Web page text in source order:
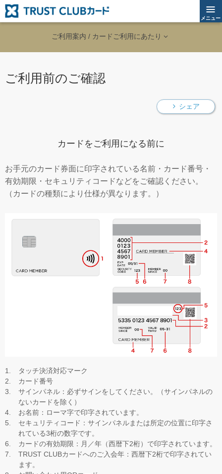
メニュー
ご利用案内 / カードご利用にあたり
ご利用前のご確認
シェア
カードをご利用になる前に
お手元のカード券面に印字されている名前・カード番号・
有効期限・セキュリティコードなどをご確認ください。
（カードの種類により仕様が異なります。）
タッチ決済対応マーク
カード番号
サインパネル：必ずサインをしてください。（サインパネルの
ないカードを除く）
お名前：ローマ字で印字されています。
セキュリティコード：サインパネルまたは所定の位置に印字さ
れている3桁の数字です。
カードの有効期限：月／年（西暦下2桁）で印字されています。
TRUST CLUBカードへのご入会年：西暦下2桁で印字されてい
ます。